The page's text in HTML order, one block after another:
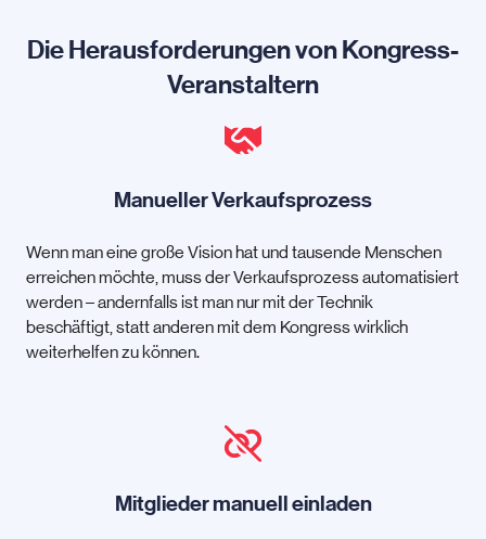
Die Herausforderungen von Kongress-
Veranstaltern
Manueller Verkaufsprozess
Wenn man eine große Vision hat und tausende Menschen
erreichen möchte, muss der Verkaufsprozess automatisiert
werden – andernfalls ist man nur mit der Technik
beschäftigt, statt anderen mit dem Kongress wirklich
weiterhelfen zu können.
Mitglieder manuell einladen